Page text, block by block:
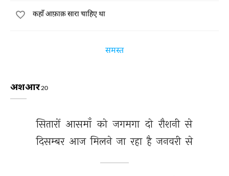
कहाँ आफ़ाक़ सारा चाहिए था
समस्त
अशआर20
सितारों आसमाँ को जगमगा दो रौशनी से
दिसम्बर आज मिलने जा रहा है जनवरी से